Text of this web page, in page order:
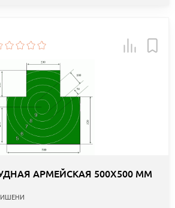
АРМЕЙСКАЯ 500Х500 ММ